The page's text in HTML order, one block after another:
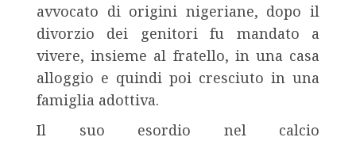
avvocato di origini nigeriane, dopo il
divorzio dei genitori fu mandato a
vivere, insieme al fratello, in una casa
alloggio e quindi poi cresciuto in una
famiglia adottiva.
Il suo esordio nel calcio